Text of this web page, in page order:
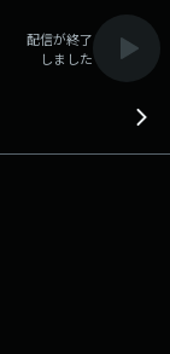
楽しむエンタメコー
を決めま
畑奈和がお届けしま
◆ メッセージ・リ
配信が終了
しました